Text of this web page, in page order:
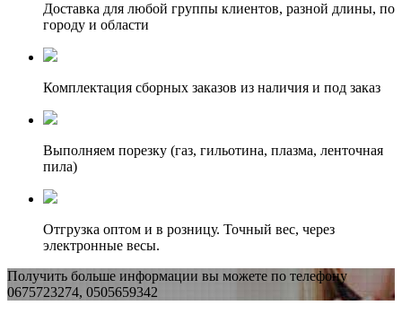
Доставка для любой группы клиентов, разной длины, по
городу и области
Комплектация сборных заказов из наличия и под заказ
Выполняем порезку (газ, гильотина, плазма, ленточная
пила)
Отгрузка оптом и в розницу. Точный вес, через
электронные весы.
Получить больше информации вы можете по телефону
0675723274, 0505659342